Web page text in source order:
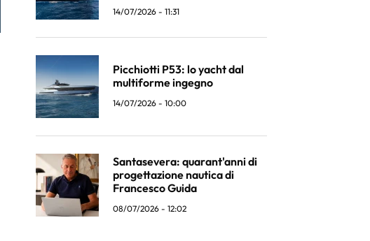
14/07/2026 - 11:31
Picchiotti P53: lo yacht dal
multiforme ingegno
14/07/2026 - 10:00
Santasevera: quarant'anni di
progettazione nautica di
Francesco Guida
08/07/2026 - 12:02